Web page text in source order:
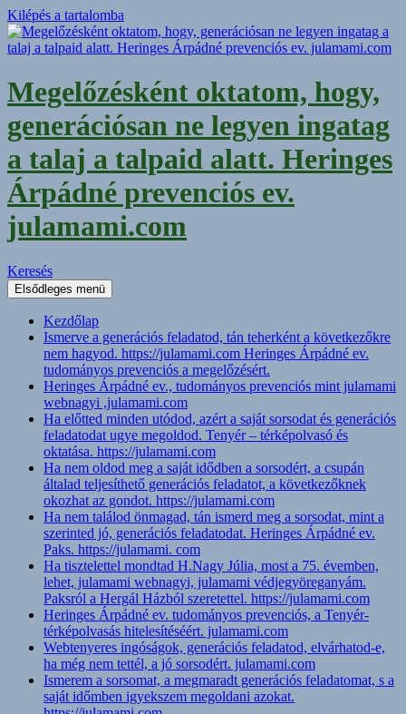
Kilépés a tartalomba
Megelőzésként oktatom, hogy,
generációsan ne legyen ingatag
a talaj a talpaid alatt. Heringes
Árpádné prevenciós ev.
julamami.com
Keresés
Elsődleges menü
Kezdőlap
Ismerve a generációs feladatod, tán teherként a következőkre
nem hagyod. https://julamami.com Heringes Árpádné ev.
tudományos prevenciós a megelőzésért.
Heringes Árpádné ev., tudományos prevenciós mint julamami
webnagyi ,julamami.com
Ha előtted minden utódod, azért a saját sorsodat és generációs
feladatodat ugye megoldod. Tenyér – térképolvasó és
oktatása. https://julamami.com
Ha nem oldod meg a saját idődben a sorsodért, a csupán
általad teljesíthető generációs feladatot, a következőknek
okozhat az gondot. https://julamami.com
Ha nem találod önmagad, tán ismerd meg a sorsodat, mint a
szerinted jó, generációs feladatodat. Heringes Árpádné ev.
Paks. https://julamami. com
Ha tisztelettel mondtad H.Nagy Júlia, most a 75. évemben,
lehet, julamami webnagyi, julamami védjegyöreganyám.
Paksról a Hergál Házból szeretettel. https://julamami.com
Heringes Árpádné ev. tudományos prevenciós, a Tenyér-
térképolvasás hitelesítéséért. julamami.com
Webtenyeres ingóságok, generációs feladatod, elvárhatod-e,
ha még nem tettél, a jó sorsodért. julamami.com
Ismerem a sorsomat, a megmaradt generációs feladatomat, s a
saját időmben igyekszem megoldani azokat.